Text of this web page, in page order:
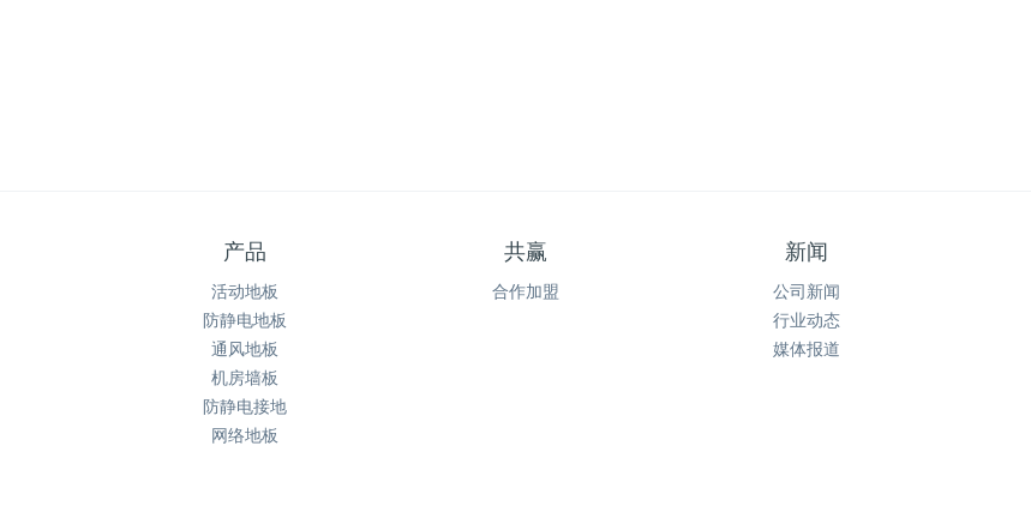
产品
活动地板
防静电地板
通风地板
机房墙板
防静电接地
网络地板
共赢
合作加盟
新闻
公司新闻
行业动态
媒体报道